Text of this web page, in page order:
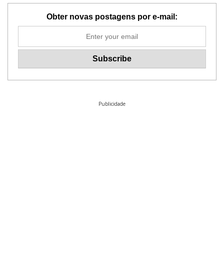
Obter novas postagens por e-mail:
Publicidade